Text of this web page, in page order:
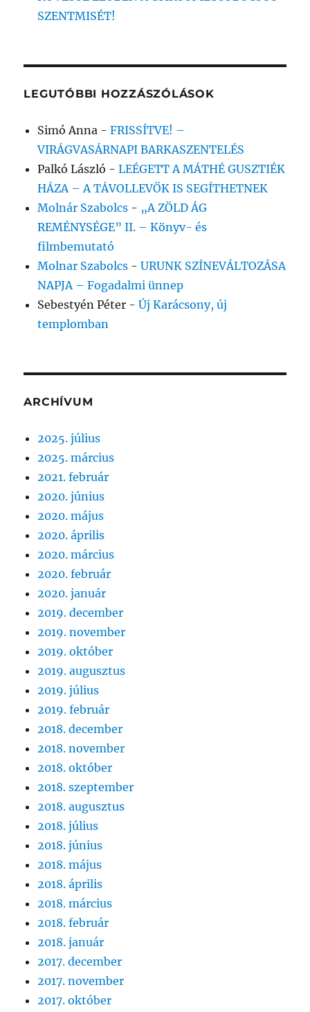
SZENTMISÉT!
LEGUTÓBBI HOZZÁSZÓLÁSOK
Simó Anna -FRISSÍTVE! –
VIRÁGVASÁRNAPI BARKASZENTELÉS
Palkó László -LEÉGETT A MÁTHÉ GUSZTIÉK
HÁZA – A TÁVOLLEVŐK IS SEGÍTHETNEK
Molnár Szabolcs - „A ZÖLD ÁG
REMÉNYSÉGE” II. – Könyv- és
filmbemutató
Molnar Szabolcs -URUNK SZÍNEVÁLTOZÁSA
NAPJA – Fogadalmi ünnep
Sebestyén Péter -Új Karácsony, új
templomban
ARCHÍVUM
2025. július
2025. március
2021. február
2020. június
2020. május
2020. április
2020. március
2020. február
2020. január
2019. december
2019. november
2019. október
2019. augusztus
2019. július
2019. február
2018. december
2018. november
2018. október
2018. szeptember
2018. augusztus
2018. július
2018. június
2018. május
2018. április
2018. március
2018. február
2018. január
2017. december
2017. november
2017. október